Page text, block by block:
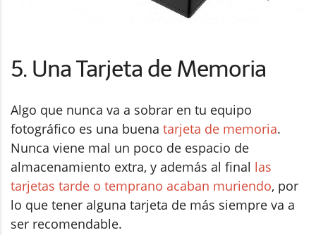
5. Una Tarjeta de Memoria
Algo que nunca va a sobrar en tu equipo
fotográfico es una buena tarjeta de memoria.
Nunca viene mal un poco de espacio de
almacenamiento extra, y además al final las
tarjetas tarde o temprano acaban muriendo, por
lo que tener alguna tarjeta de más siempre va a
ser recomendable.